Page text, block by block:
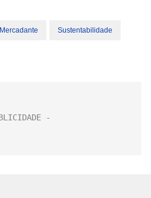
Mercadante Sustentabilidade